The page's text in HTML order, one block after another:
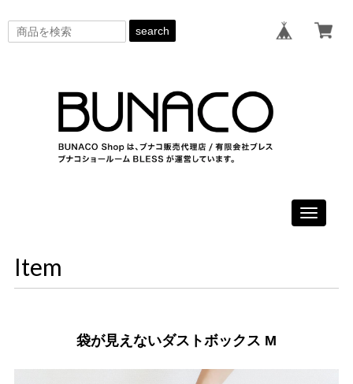
search
Toggle
Item
袋が見えないダストボックス M